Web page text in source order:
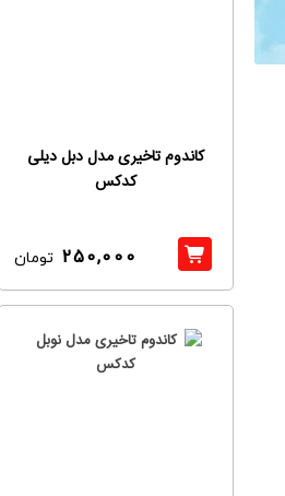
کاندوم تاخیری مدل دبل دیلی
کدکس
250,000 تومان